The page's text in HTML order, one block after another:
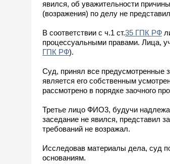
явился, об уважительности
(возражения) по делу не
В соответствии с ч.1 ст.35 ГПК РФ
процессуальными правами. Лица,
ГПК РФ).
Суд, принял все предусмотренные
является его собственным
рассмотрено в порядке заочного
Третье лицо ФИО3, будучи
заседание не явился, представил
требований не возражал.
Исследовав материалы дела, суд
основаниям.